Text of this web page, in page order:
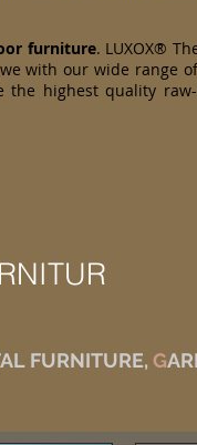
furniture. LUXOX®
we with our wide range
highest quality
FURNITURE, G